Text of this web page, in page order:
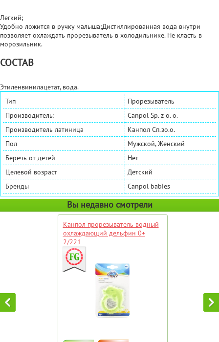
Легкий;
Удобно ложится в ручку малыша;Дистиллированная вода внутри
позволяет охлаждать прорезыватель в холодильнике. Не класть в
морозильник.
СОСТАВ
Этиленвинилацетат, вода.
Тип
Прорезыватель
Производитель:
Canpol Sp. z o. o.
Производитель латиница
Канпол Сп.зо.о.
Пол
Мужской, Женский
Беречь от детей
Нет
Целевой возраст
Детский
Бренды
Canpol babies
Вы недавно смотрели
Канпол прорезыватель водный
охлаждающий дельфин 0+
2/221